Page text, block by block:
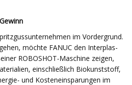
im Vordergrund.
möchte FANUC den Interplas-
ROBOSHOT-Maschine zeigen,
einschließlich Biokunststoff,
und Kosteneinsparungen im